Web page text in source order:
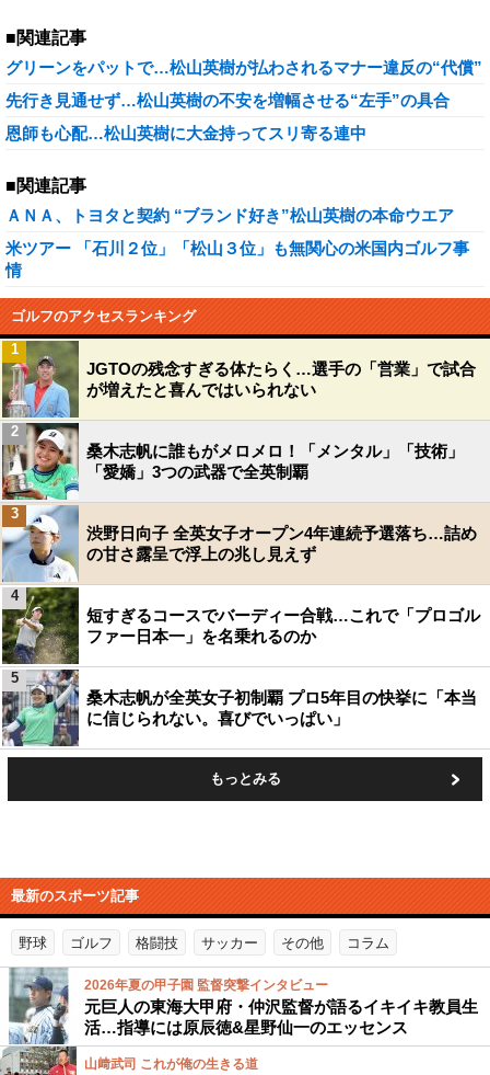
■関連記事
グリーンをパットで…松山英樹が払わされるマナー違反の“代償”
先行き見通せず…松山英樹の不安を増幅させる“左手”の具合
恩師も心配…松山英樹に大金持ってスリ寄る連中
■関連記事
ＡＮＡ、トヨタと契約 “ブランド好き”松山英樹の本命ウエア
米ツアー 「石川２位」「松山３位」も無関心の米国内ゴルフ事
情
ゴルフのアクセスランキング
JGTOの残念すぎる体たらく…選手の「営業」で試合
が増えたと喜んではいられない
1
桑木志帆に誰もがメロメロ！「メンタル」「技術」
「愛嬌」3つの武器で全英制覇
2
渋野日向子 全英女子オープン4年連続予選落ち…詰め
の甘さ露呈で浮上の兆し見えず
3
短すぎるコースでバーディー合戦…これで「プロゴル
ファー日本一」を名乗れるのか
4
桑木志帆が全英女子初制覇 プロ5年目の快挙に「本当
に信じられない。喜びでいっぱい」
5
もっとみる
最新のスポーツ記事
野球 ゴルフ 格闘技 サッカー その他 コラム
2026年夏の甲子園 監督突撃インタビュー
元巨人の東海大甲府・仲沢監督が語るイキイキ教員生
活…指導には原辰徳&星野仙一のエッセンス
山﨑武司 これが俺の生きる道